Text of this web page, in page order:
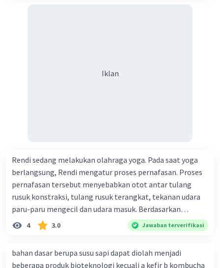
Iklan
Rendi sedang melakukan olahraga yoga. Pada saat yoga
berlangsung, Rendi mengatur proses pernafasan. Proses
pernafasan tersebut menyebabkan otot antar tulang
rusuk konstraksi, tulang rusuk terangkat, tekanan udara
paru-paru mengecil dan udara masuk. Berdasarkan
informasi tersebut, dapat disimpulkan bahwa Rendi
sedang melakukan proses pernafasan....
4 3.0 Jawaban terverifikasi
bahan dasar berupa susu sapi dapat diolah menjadi
beberapa produk bioteknologi kecuali a kefir b kombucha